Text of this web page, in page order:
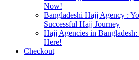
Now!
Bangladeshi Hajj Agency :
Successful Hajj Journey
Hajj Agencies in
Here!
Checkout